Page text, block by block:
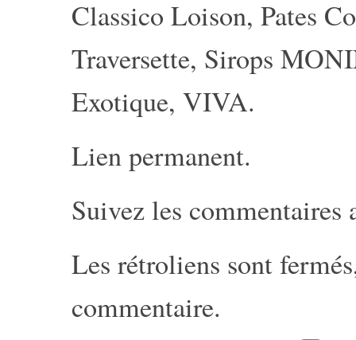
Classico Loison, Pates
Traversette, Sirops
Exotique, VIVA.
Lien permanent.
Suivez les commentaires
Les rétroliens sont
commentaire.